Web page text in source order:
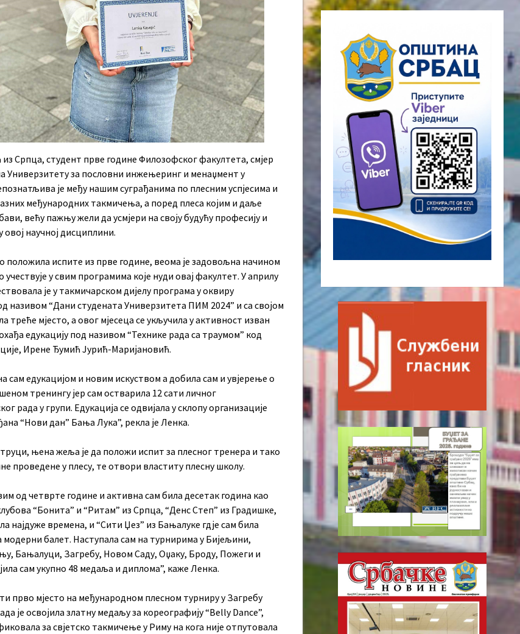
Српца, студент прве године Филозофског факултета, смјер
Универзитету за пословни инжењеринг и менаџмент у
је међу нашим суграђанима по плесним успјесима и
међународних такмичења, а поред плеса којим и даље
већу пажњу жели да усмјери на своју будућу професију и
научној дисциплини.
положила испите из прве године, веома је задовољна начином
учествује у свим програмима које нуди овај факултет. У априлу
је у такмичарском дијелу програма у оквиру
називом “Дани студената Универзитета ПИМ 2024” и са својом
треће мјесто, а овог мјесеца се укључила у активност изван
едукацију под називом “Технике рада са траумом” код
Ирене Ђумић Јурић-Маријановић.
сам едукацијом и новим искуством а добила сам и увјерење о
тренингу јер сам остварила 12 сати личног
рада у групи. Едукација се одвијала у склопу организације
“Нови дан” Бања Лука”, рекла је Ленка.
њена жеља је да положи испит за плесног тренера и тако
проведене у плесу, те отвори властиту плесну школу.
од четврте године и активна сам била десетак година као
“Бонита” и “Ритам” из Српца, “Денс Степ” из Градишке,
најдуже времена, и “Сити Џез” из Бањалуке гдје сам била
балет. Наступала сам на турнирима у Бијељини,
Бањалуци, Загребу, Новом Саду, Оџаку, Броду, Пожеги и
сам укупно 48 медаља и диплома”, каже Ленка.
прво мјесто на међународном плесном турниру у Загребу
је освојила златну медаљу за кореографију “Belly Dance”,
за свјетско такмичење у Риму на кога није отпутовала